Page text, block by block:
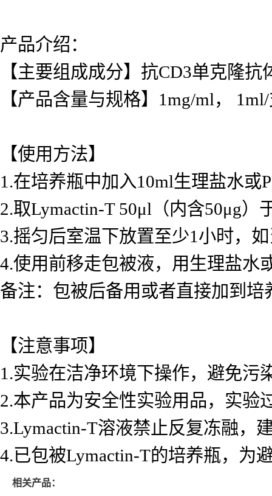
产品介绍：
【主要组成成分】抗CD3单克隆抗
【产品含量与规格】1mg/ml，
【使用方法】
1.在培养瓶中加入10ml生理盐水或
2.取Lymactin-T 50μl（内含50μg
3.摇匀后室温下放置至少1小时，
4.使用前移走包被液，用生理盐水
备注：包被后备用或者直接加到培
【注意事项】
1.实验在洁净环境下操作，避免污
2.本产品为安全性实验用品，实验
3.Lymactin-T溶液禁止反复冻融，
4.已包被Lymactin-T的培养瓶，为
相关产品：